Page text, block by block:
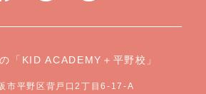
「KID ACADEMY＋平野校」
市平野区背戸口2丁目6-17-A